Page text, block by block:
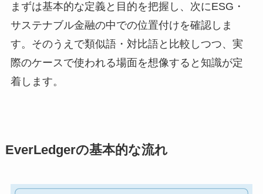
まずは基本的な定義と目的を把握し、次にESG・
サステナブル金融の中での位置付けを確認しま
す。そのうえで類似語・対比語と比較しつつ、実
際のケースで使われる場面を想像すると知識が定
着します。
EverLedgerの基本的な流れ